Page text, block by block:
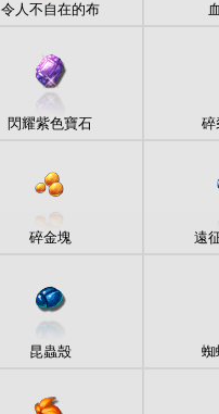
令人不自在的布
閃耀紫色寶石 碎
碎金塊 遠
昆蟲殼 蜘